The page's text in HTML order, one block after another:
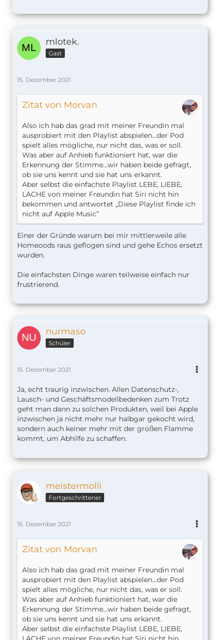
mlotek.
Gast
15. Dezember 2021
Zitat von Morvan
Also ich hab das grad mit meiner Freundin mal
ausprobiert mit den Playlist abspielen…der Pod
spielt alles mögliche, nur nicht das, was er soll.
Was aber auf Anhieb funktioniert hat, war die
Erkennung der Stimme…wir haben beide gefragt,
ob sie uns kennt und sie hat uns erkannt.
Aber selbst die einfachste Playlist LEBE, LIEBE,
LACHE von meiner Freundin hat Siri nicht hin
bekommen und antwortet „Diese Playlist finde ich
nicht auf Apple Music“
Einer der Gründe warum bei mir mittlerweile alle
Homeoods raus geflogen sind und gehe Echos ersetzt
wurden.
Die einfachsten Dinge waren teilweise einfach nur
frustrierend.
nurmaso
Schüler
15. Dezember 2021
Ja, echt traurig inzwischen. Allen Datenschutz-,
Lausch- und Geschäftsmodellbedenken zum Trotz
geht man dann zu solchen Produkten, weil bei Apple
inzwischen ja nicht mehr nur halbgar gekocht wird,
sondern auch keiner mehr mit der großen Flamme
kommt, um Abhilfe zu schaffen.
meistermolli
Fortgeschrittener
15. Dezember 2021
Zitat von Morvan
Also ich hab das grad mit meiner Freundin mal
ausprobiert mit den Playlist abspielen…der Pod
spielt alles mögliche, nur nicht das, was er soll.
Was aber auf Anhieb funktioniert hat, war die
Erkennung der Stimme…wir haben beide gefragt,
ob sie uns kennt und sie hat uns erkannt.
Aber selbst die einfachste Playlist LEBE, LIEBE,